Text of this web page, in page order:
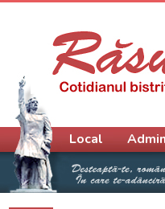
Meniu principal
Local